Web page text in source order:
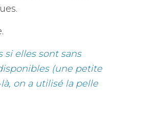
si elles sont sans
(une petite
on a utilisé la pelle